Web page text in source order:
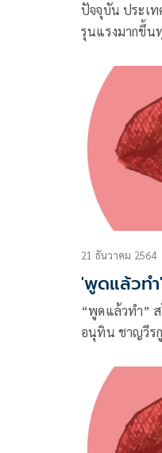
ปัจจุบัน ประเ
รุนแรงมากขึ้น
มลภาวะทางอาก
21 ธันวาคม 2564
'พูดแล้วทำ'
“พูดแล้วทำ”
อนุทิน ชาญวีร